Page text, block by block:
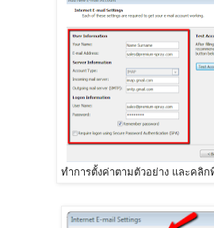
ทำการตั้งค่าตามตัวอย่าง และคลิก